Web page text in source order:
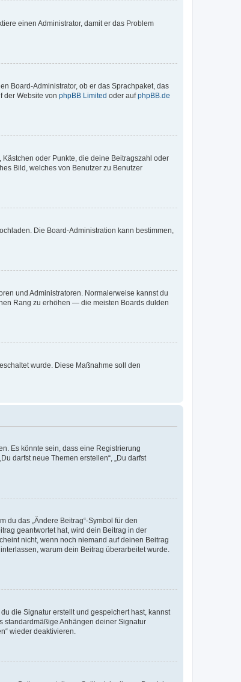
einen Administrator, damit er das Problem
Board-Administrator, ob er das Sprachpaket, das
der Website von phpBB Limited oder aufphpBB.de
oder Punkte, die deine Beitragszahl oder
Bild, welches von Benutzer zu Benutzer
Die Board-Administration kann bestimmen,
und Administratoren. Normalerweise kannst du
Rang zu erhöhen — die meisten Boards dulden
wurde. Diese Maßnahme soll den
Es könnte sein, dass eine Registrierung
darfst neue Themen erstellen“, „Du darfst
du das „Ändere Beitrag“-Symbol für den
geantwortet hat, wird dein Beitrag in der
nicht, wenn noch niemand auf deinen Beitrag
warum dein Beitrag überarbeitet wurde.
die Signatur erstellt und gespeichert hast, kannst
standardmäßige Anhängen deiner Signatur
wieder deaktivieren.